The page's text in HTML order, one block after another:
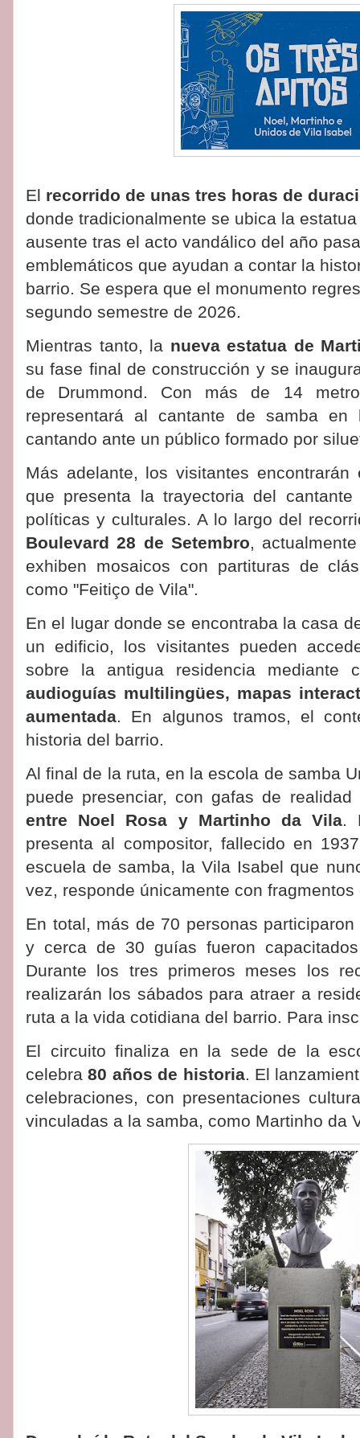
El recorrido de unas tres horas de
donde tradicionalmente se ubica la
ausente tras el acto vandálico del año
emblemáticos que ayudan a contar la
barrio. Se espera que el monumento
segundo semestre de 2026.
Mientras tanto, la nueva estatua de
su fase final de construcción y se
de Drummond. Con más de 14
representará al cantante de samba
cantando ante un público formado por
Más adelante, los visitantes
que presenta la trayectoria del
políticas y culturales. A lo largo del
Boulevard 28 de Setembro,
exhiben mosaicos con partituras de
como "Feitiço de Vila".
En el lugar donde se encontraba la casa
un edificio, los visitantes pueden
sobre la antigua residencia mediante
audioguías multilingües, mapas
aumentada. En algunos tramos, el
historia del barrio.
Al final de la ruta, en la escola de samba
puede presenciar, con gafas de
entre Noel Rosa y Martinho da Vila.
presenta al compositor, fallecido en
escuela de samba, la Vila Isabel que
vez, responde únicamente con
En total, más de 70 personas
y cerca de 30 guías fueron
Durante los tres primeros meses los
realizarán los sábados para atraer a
ruta a la vida cotidiana del barrio. Para
El circuito finaliza en la sede de la
celebra80 años de historia. El
celebraciones, con presentaciones
vinculadas a la samba, como Martinho da